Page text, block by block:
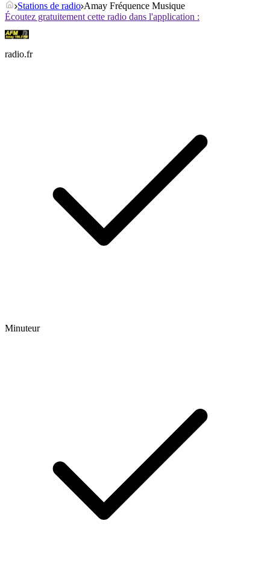
Stations de radio Amay Fréquence Musique
Écoutez gratuitement cette radio dans l'application :
radio.fr
Minuteur